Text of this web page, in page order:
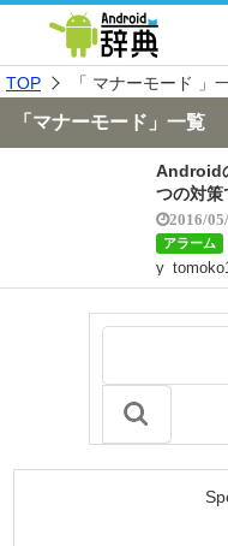
TOP 「 マナーモード 」
「マナーモード」一覧
Android
つの対策
2016/
アラーム